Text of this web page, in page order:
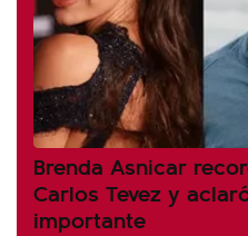
Brenda Asnicar
Carlos Tevez y
importante